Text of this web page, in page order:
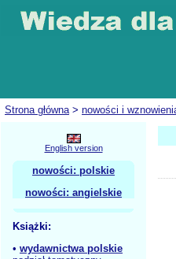
Strona główna> nowości i
English version
nowości: polskie
nowości: angielskie
Książki:
• wydawnictwa polskie